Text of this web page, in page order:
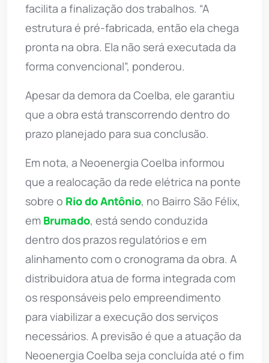
facilita a finalização dos trabalhos. “A
estrutura é pré-fabricada, então ela chega
pronta na obra. Ela não será executada da
forma convencional”, ponderou.
Apesar da demora da Coelba, ele garantiu
que a obra está transcorrendo dentro do
prazo planejado para sua conclusão.
Em nota, a Neoenergia Coelba informou
que a realocação da rede elétrica na ponte
sobre o Rio do Antônio, no Bairro São Félix,
em Brumado, está sendo conduzida
dentro dos prazos regulatórios e em
alinhamento com o cronograma da obra. A
distribuidora atua de forma integrada com
os responsáveis pelo empreendimento
para viabilizar a execução dos serviços
necessários. A previsão é que a atuação da
Neoenergia Coelba seja concluída até o fim